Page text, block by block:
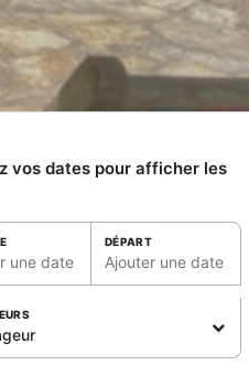
vos dates pour afficher les
une date
DÉPART
Ajouter une date